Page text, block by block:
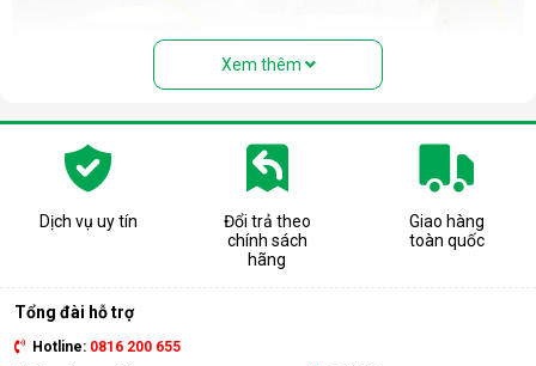
Cấu tạo và nguyên lý hoạt động của
Cấu tạo cơ bản của máy lọc nước RO gồm:
Xem thêm
Dịch vụ uy tín
Đổi trả theo
chính sách
hãng
Giao hàng
toàn quốc
Tổng đài hỗ trợ
Hotline: 0816 200 655